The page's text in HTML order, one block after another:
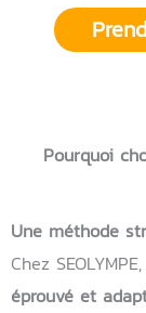
Pourquoi
Une méthode
Chez
éprouvé et